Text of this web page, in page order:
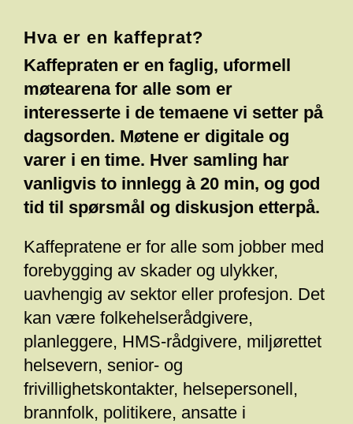
Hva er en kaffeprat?
Kaffepraten er en faglig, uformell
møtearena for alle som er
interesserte i de temaene vi setter på
dagsorden. Møtene er digitale og
varer i en time. Hver samling har
vanligvis to innlegg à 20 min, og god
tid til spørsmål og diskusjon etterpå.
Kaffepratene er for alle som jobber med
forebygging av skader og ulykker,
uavhengig av sektor eller profesjon. Det
kan være folkehelserådgivere,
planleggere, HMS-rådgivere, miljørettet
helsevern, senior- og
frivillighetskontakter, helsepersonell,
brannfolk, politikere, ansatte i